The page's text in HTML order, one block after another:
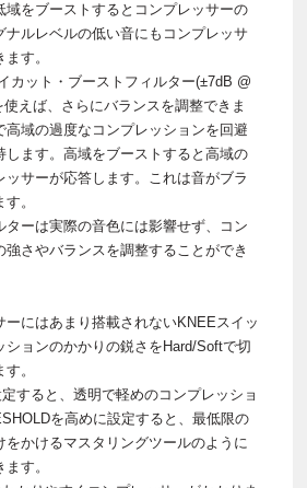
域をブーストするとコンプレッサーの
ナルレベルの低い音にもコンプレッサ
す。
カット・ブーストフィルター(±7dB @
えば、さらにバランスを調整できま
高域の過度なコンプレッションを回避
します。高域をブーストすると高域の
ッサーが応答します。これは音がブラ
。
ターは実際の音色には影響せず、コン
強さやバランスを調整することができ
ーにはあまり搭載されないKNEEスイッ
ションのかかりの鋭さをHard/Softで切
。
すると、透明で軽めのコンプレッショ
を高めに設定すると、最低限の
をかけるマスタリングツールのように
す。